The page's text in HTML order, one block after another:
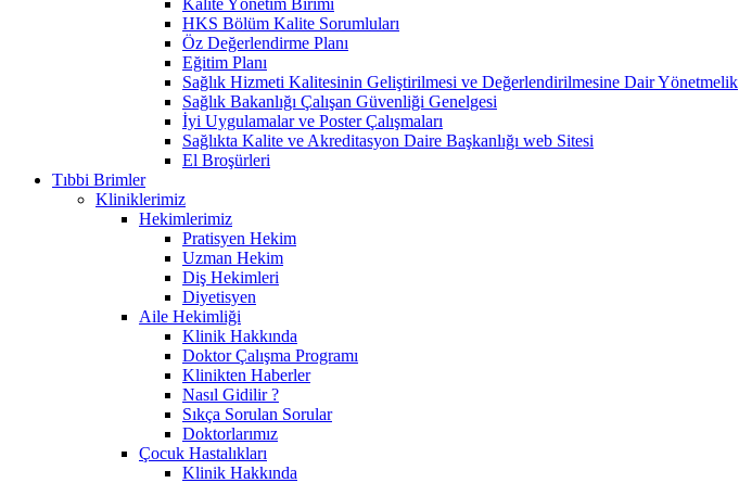
HKS Bölüm Kalite Sorumluları
Öz Değerlendirme Planı
Eğitim Planı
Sağlık Hizmeti Kalitesinin Geliştirilmesi ve Değerlendirilmesine Dair Yönetmelik
Sağlık Bakanlığı Çalışan Güvenliği Genelgesi
İyi Uygulamalar ve Poster Çalışmaları
Sağlıkta Kalite ve Akreditasyon Daire Başkanlığı web Sitesi
El Broşürleri
Tıbbi Brimler
Kliniklerimiz
Hekimlerimiz
Pratisyen Hekim
Uzman Hekim
Diş Hekimleri
Diyetisyen
Aile Hekimliği
Klinik Hakkında
Doktor Çalışma Programı
Klinikten Haberler
Nasıl Gidilir ?
Sıkça Sorulan Sorular
Doktorlarımız
Çocuk Hastalıkları
Klinik Hakkında